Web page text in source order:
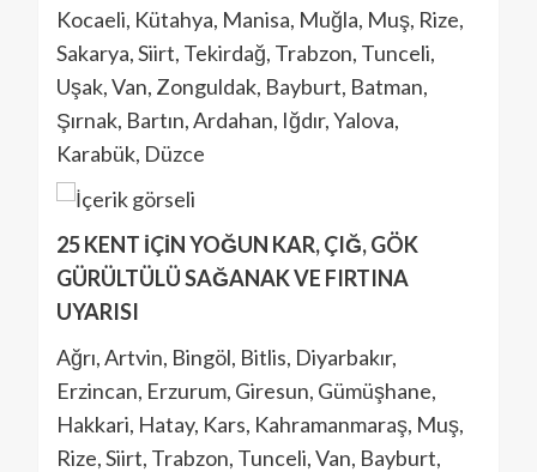
Kocaeli, Kütahya, Manisa, Muğla, Muş, Rize,
Sakarya, Siirt, Tekirdağ, Trabzon, Tunceli,
Uşak, Van, Zonguldak, Bayburt, Batman,
Şırnak, Bartın, Ardahan, Iğdır, Yalova,
Karabük, Düzce
25 KENT İÇİN YOĞUN KAR, ÇIĞ, GÖK
GÜRÜLTÜLÜ SAĞANAK VE FIRTINA
UYARISI
Ağrı, Artvin, Bingöl, Bitlis, Diyarbakır,
Erzincan, Erzurum, Giresun, Gümüşhane,
Hakkari, Hatay, Kars, Kahramanmaraş, Muş,
Rize, Siirt, Trabzon, Tunceli, Van, Bayburt,